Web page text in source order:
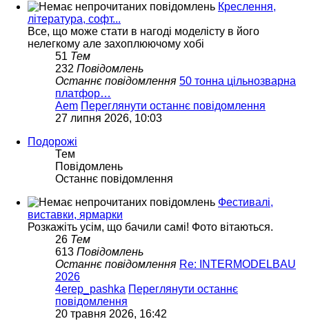
Креслення,
література, софт...
Все, що може стати в нагоді моделісту в його
нелегкому але захоплюючому хобі
51 Тем
232 Повідомлень
Останнє повідомлення 50 тонна цільнозварна
платфор…
Aem Переглянути останнє повідомлення
27 липня 2026, 10:03
Подорожі
Тем
Повідомлень
Останнє повідомлення
Фестивалі,
виставки, ярмарки
Розкажіть усім, що бачили самі! Фото вітаються.
26 Тем
613 Повідомлень
Останнє повідомлення Re: INTERMODELBAU
2026
4erep_pashka Переглянути останнє
повідомлення
20 травня 2026, 16:42